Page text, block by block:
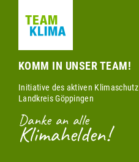
KOMM IN UNSER TEAM!
Initiative des aktiven Klimaschutz
Landkreis Göppingen
Danke an alle
Klimahelden!